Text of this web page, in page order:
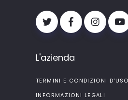
L'azienda
TERMINI E CONDIZIONI D'USO
INFORMAZIONI LEGALI